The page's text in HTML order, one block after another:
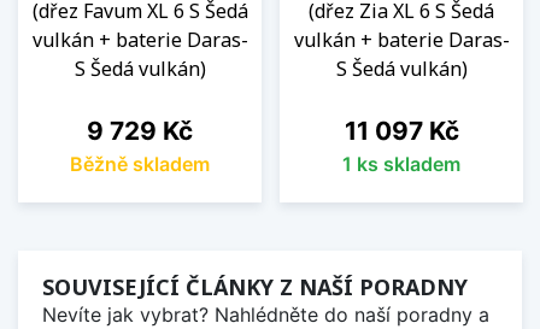
(dřez Favum XL 6 S Šedá
vulkán + baterie Daras-
S Šedá vulkán)
Cena
9 729 Kč
Běžně skladem
(dřez Zia XL 6 S Šedá
vulkán + baterie Daras-
S Šedá vulkán)
Cena
11 097 Kč
1 ks skladem
SOUVISEJÍCÍ ČLÁNKY Z NAŠÍ PORADNY
Nevíte jak vybrat? Nahlédněte do naší poradny a